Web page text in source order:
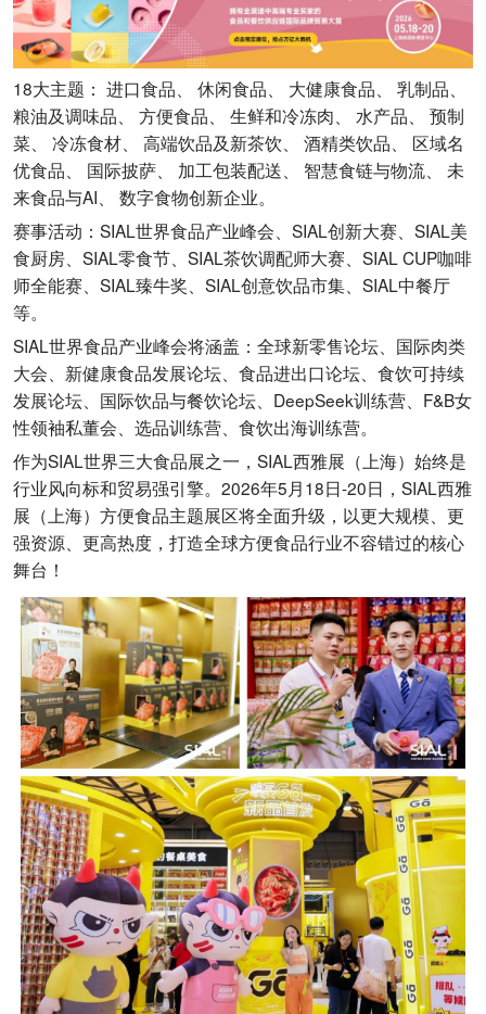
18大主题： 进口食品、 休闲食品、 大健康食品、 乳制品、
粮油及调味品、 方便食品、 生鲜和冷冻肉、 水产品、 预制
菜、 冷冻食材、 高端饮品及新茶饮、 酒精类饮品、 区域名
优食品、 国际披萨、 加工包装配送、 智慧食链与物流、 未
来食品与AI、 数字食物创新企业。
赛事活动：SIAL世界食品产业峰会、SIAL创新大赛、SIAL美
食厨房、SIAL零食节、SIAL茶饮调配师大赛、SIAL CUP咖啡
师全能赛、SIAL臻牛奖、SIAL创意饮品市集、SIAL中餐厅
等。
SIAL世界食品产业峰会将涵盖：全球新零售论坛、国际肉类
大会、新健康食品发展论坛、食品进出口论坛、食饮可持续
发展论坛、国际饮品与餐饮论坛、DeepSeek训练营、F&B女
性领袖私董会、选品训练营、食饮出海训练营。
作为SIAL世界三大食品展之一，SIAL西雅展（上海）始终是
行业风向标和贸易强引擎。2026年5月18日-20日，SIAL西雅
展（上海）方便食品主题展区将全面升级，以更大规模、更
强资源、更高热度，打造全球方便食品行业不容错过的核心
舞台！